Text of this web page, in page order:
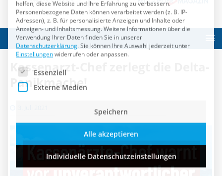
Kassenarzt-Chef zerlegt die Delta-
Panikmache!
Es folgt eine Liste der Service-Gruppen, für die eine
Essenziell
Externe Medien
Speichern
Datenschutzerklärung